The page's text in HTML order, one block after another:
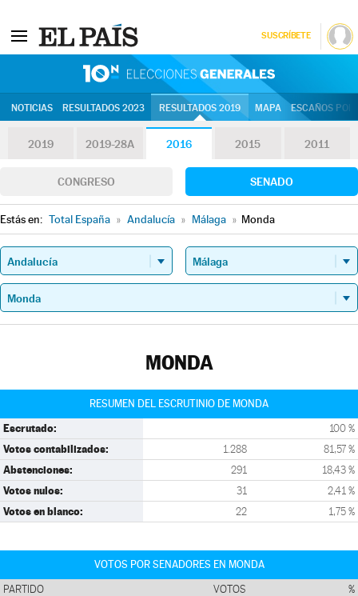
SUSCRÍBETE
NOTICIAS RESULTADOS 2023 RESULTADOS 2019 MAPA ESCAÑOS
2019 2019-28A 2016 2015 2011
CONGRESO SENADO
Estás en: Total España » Andalucía » Málaga » Monda
MONDA
RESUMEN DEL ESCRUTINIO DE MONDA
Escrutado: 100 %
Votos contabilizados: 1.288 81,57 %
Abstenciones: 291 18,43 %
Votos nulos: 31 2,41 %
Votos en blanco: 22 1,75 %
VOTOS POR SENADORES EN MONDA
PARTIDO VOTOS %